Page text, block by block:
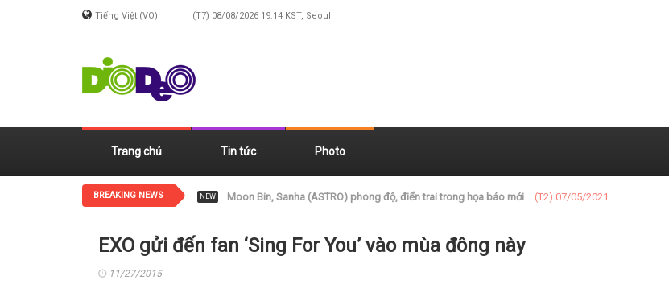
Tiếng Việt (VO) (T7) 08/08/2026 19:14 KST, Seoul
Trang chủ Tin tức Photo
BREAKING NEWS NEW Jennie (BLACKPINK) xinh đẹp trong loạt ảnh gần đây (T2) 07/05/2021
EXO gửi đến fan ‘Sing For You’ vào mùa đông này
11/27/2015